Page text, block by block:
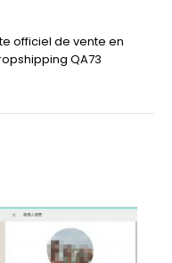
officiel de vente en
QA73